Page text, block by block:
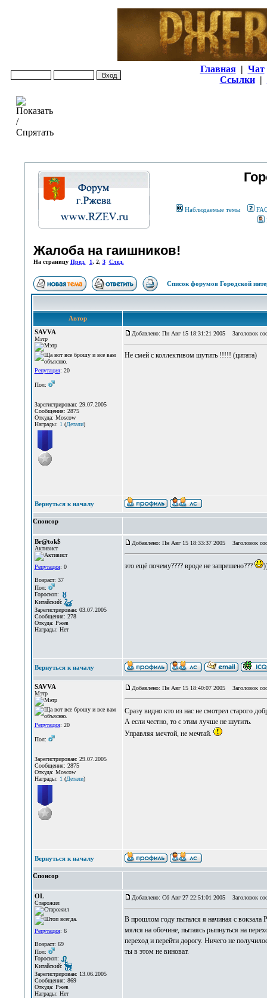
Главная | Чат
Ссылки |
Наблюдаемые темы
Жалоба на гаишников!
На страницу Пред. 1, 2, 3 След.
Список форумов Городской
Автор
SAVVA
Мэтр
Репутация: 20
Пол:
Зарегистрирован: 29.07.2005
Сообщения: 2875
Откуда: Moscow
Награды: 1 (Детали)
Добавлено: Пн Авг 15 18:31:21 2005 Заголовок
Не смей с коллективом шутить !!!!! (цитата)
Вернуться к началу
Спонсор
Br@tok$
Активист
Репутация: 0
Возраст: 37
Пол:
Гороскоп:
Китайский:
Зарегистрирован: 03.07.2005
Сообщения: 278
Откуда: Ржев
Награды: Нет
Добавлено: Пн Авг 15 18:33:37 2005 Заголовок
это ещё почему???? вроде не запрешено???
Вернуться к началу
SAVVA
Мэтр
Репутация: 20
Пол:
Зарегистрирован: 29.07.2005
Сообщения: 2875
Откуда: Moscow
Награды: 1 (Детали)
Добавлено: Пн Авг 15 18:40:07 2005 Заголовок
Сразу видно кто из нас не смотрел старого
А если честно, то с этим лучше не шутить.
Управляя мечтой, не мечтай.
Вернуться к началу
Спонсор
OL
Старожил
Репутация: 6
Возраст: 69
Пол:
Гороскоп:
Китайский:
Зарегистрирован: 13.06.2005
Сообщения: 869
Откуда: Ржев
Награды: Нет
Добавлено: Сб Авг 27 22:51:01 2005 Заголовок
В прошлом году пытался я начиная с вокзала
мялся на обочине, пытаясь рыпнуться на
переход и перейти дорогу. Ничего не
ты в этом не виноват.